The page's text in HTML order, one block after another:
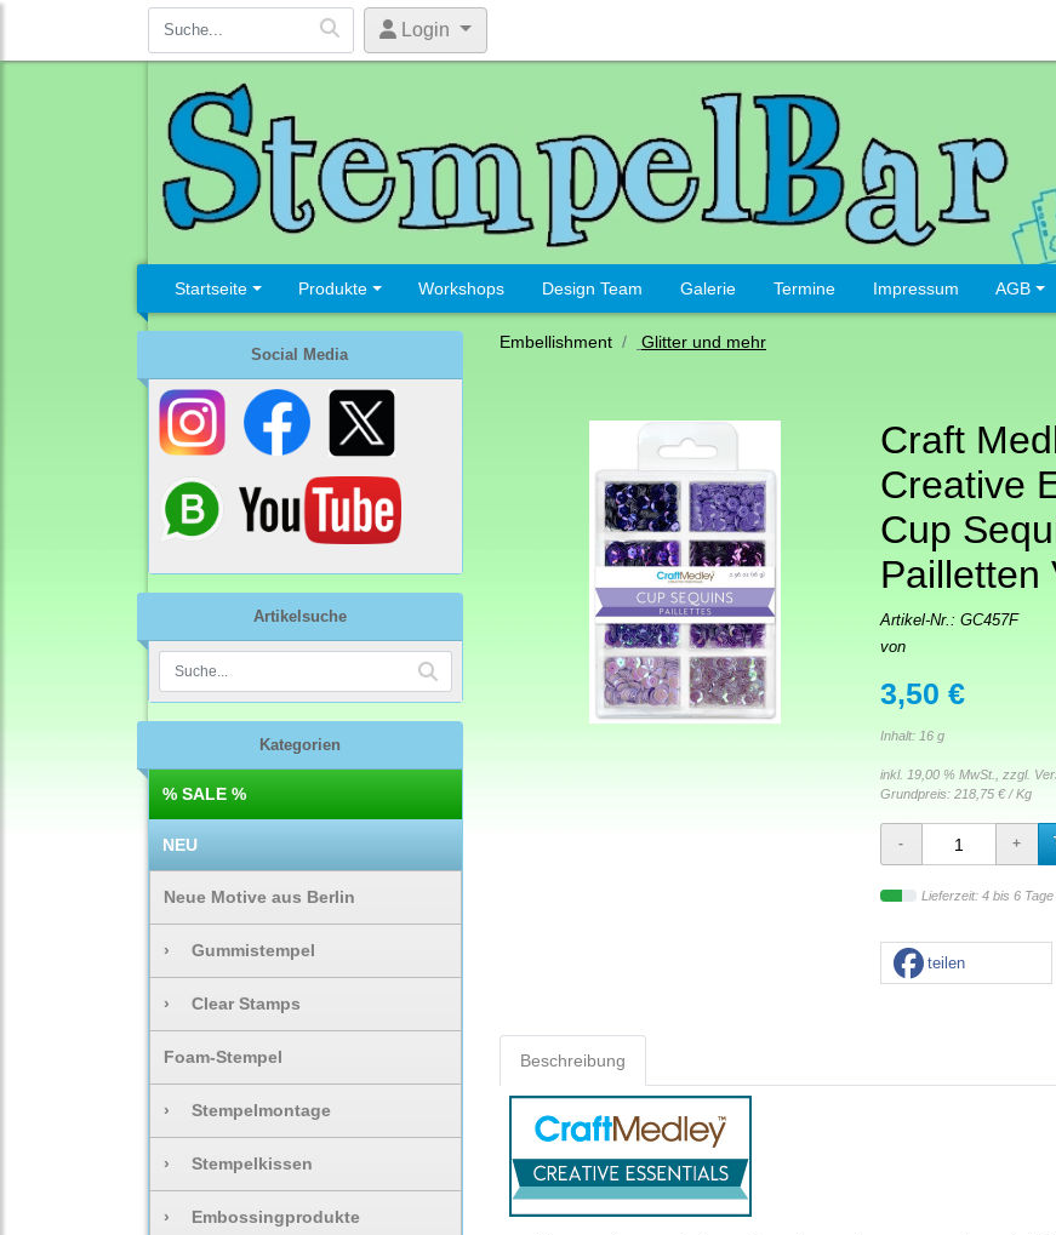
Login
Startseite Produkte Workshops Design Team Galerie Termine Impressum AGB
Social Media
Artikelsuche
Kategorien
% SALE %
NEU
Neue Motive aus Berlin
› Gummistempel
› Clear Stamps
Foam-Stempel
› Stempelmontage
› Stempelkissen
› Embossingprodukte
Embellishment Glitter und mehr
Craft
Creative
Cup
Pailletten
Artikel-Nr.: GC457F
von
3,50 €
Inhalt: 16 g
inkl. 19,00 % MwSt., zzgl.
Grundpreis: 218,75 € / Kg
Lieferzeit: 4 bis 6 Tage
teilen
Beschreibung